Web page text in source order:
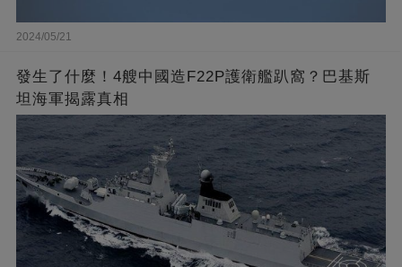
2024/05/21
發生了什麼！4艘中國造F22P護衛艦趴窩？巴基斯
坦海軍揭露真相